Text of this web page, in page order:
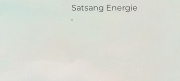
Satsang Energie